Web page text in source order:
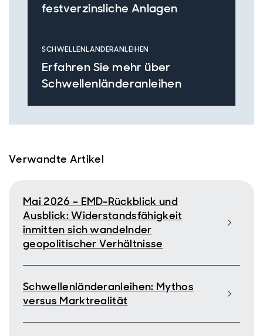
festverzinsliche Anlagen
SCHWELLENLÄNDERANLEIHEN
Erfahren Sie mehr über
Schwellenländeranleihen
Verwandte Artikel
Mai 2026 – EMD-Rückblick und
Ausblick: Widerstandsfähigkeit
inmitten sich wandelnder
geopolitischer Verhältnisse
Schwellenländeranleihen: Mythos
versus Marktrealität